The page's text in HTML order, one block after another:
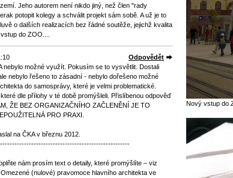
Jeho autorem není nikdo jiný, než člen "rady
potopit kolegy a schválit projekt sám sobě. A už je to
o dalších realizacích bez řádné soutěže, jejichž kvalita
do ZOO....
Odpovědět
nebylo možné využít. Pokusím se to vysvětlit. Dostali
nebylo řešeno to zásadní - nebylo dořešeno možné
do samosprávy, které je velmi problematické.
dle přílohy v té době promýšleli. Přislíbenou odpověď
ŽE BEZ ORGANIZAČNÍHO ZAČLENĚNÍ JE TO
PRO PRAXI.
na ČKA v březnu 2012.
nám prosím text o detaily, které promýšlíte – viz
(nulové) pravomoce hlavního architekta ve
Nový vstup do